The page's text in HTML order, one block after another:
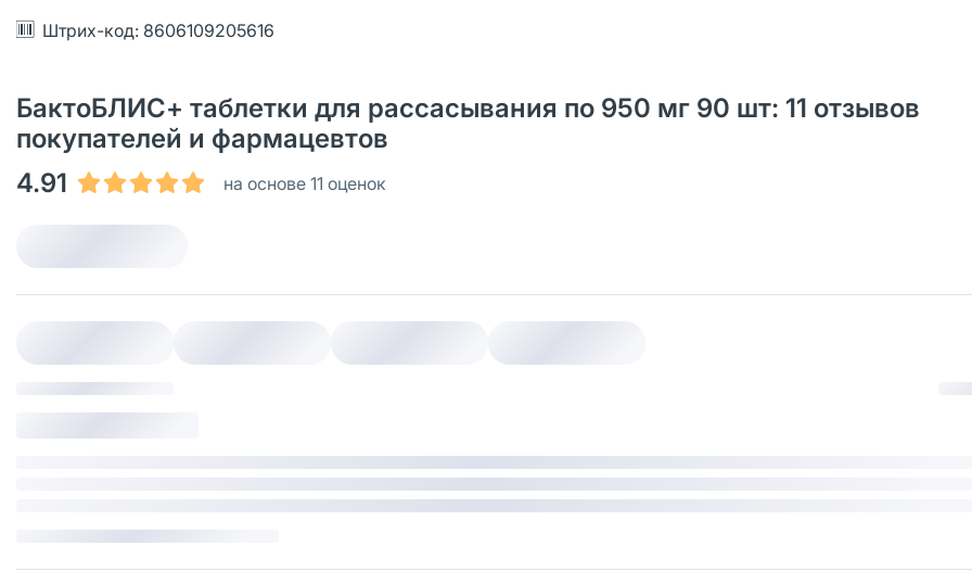
Штрих-код: 8606109205616
БактоБЛИС+ таблетки для рассасывания по 950 мг 90 шт: 11 отзывов
покупателей и фармацевтов
4.91
на основе 11 оценок